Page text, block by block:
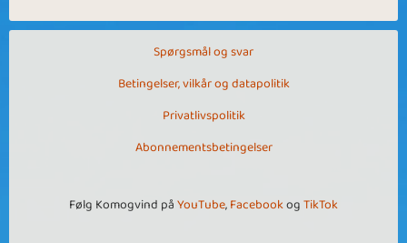
Spørgsmål og svar
Betingelser, vilkår og datapolitik
Privatlivspolitik
Abonnementsbetingelser
Følg Komogvind påYouTube,FacebookogTikTok